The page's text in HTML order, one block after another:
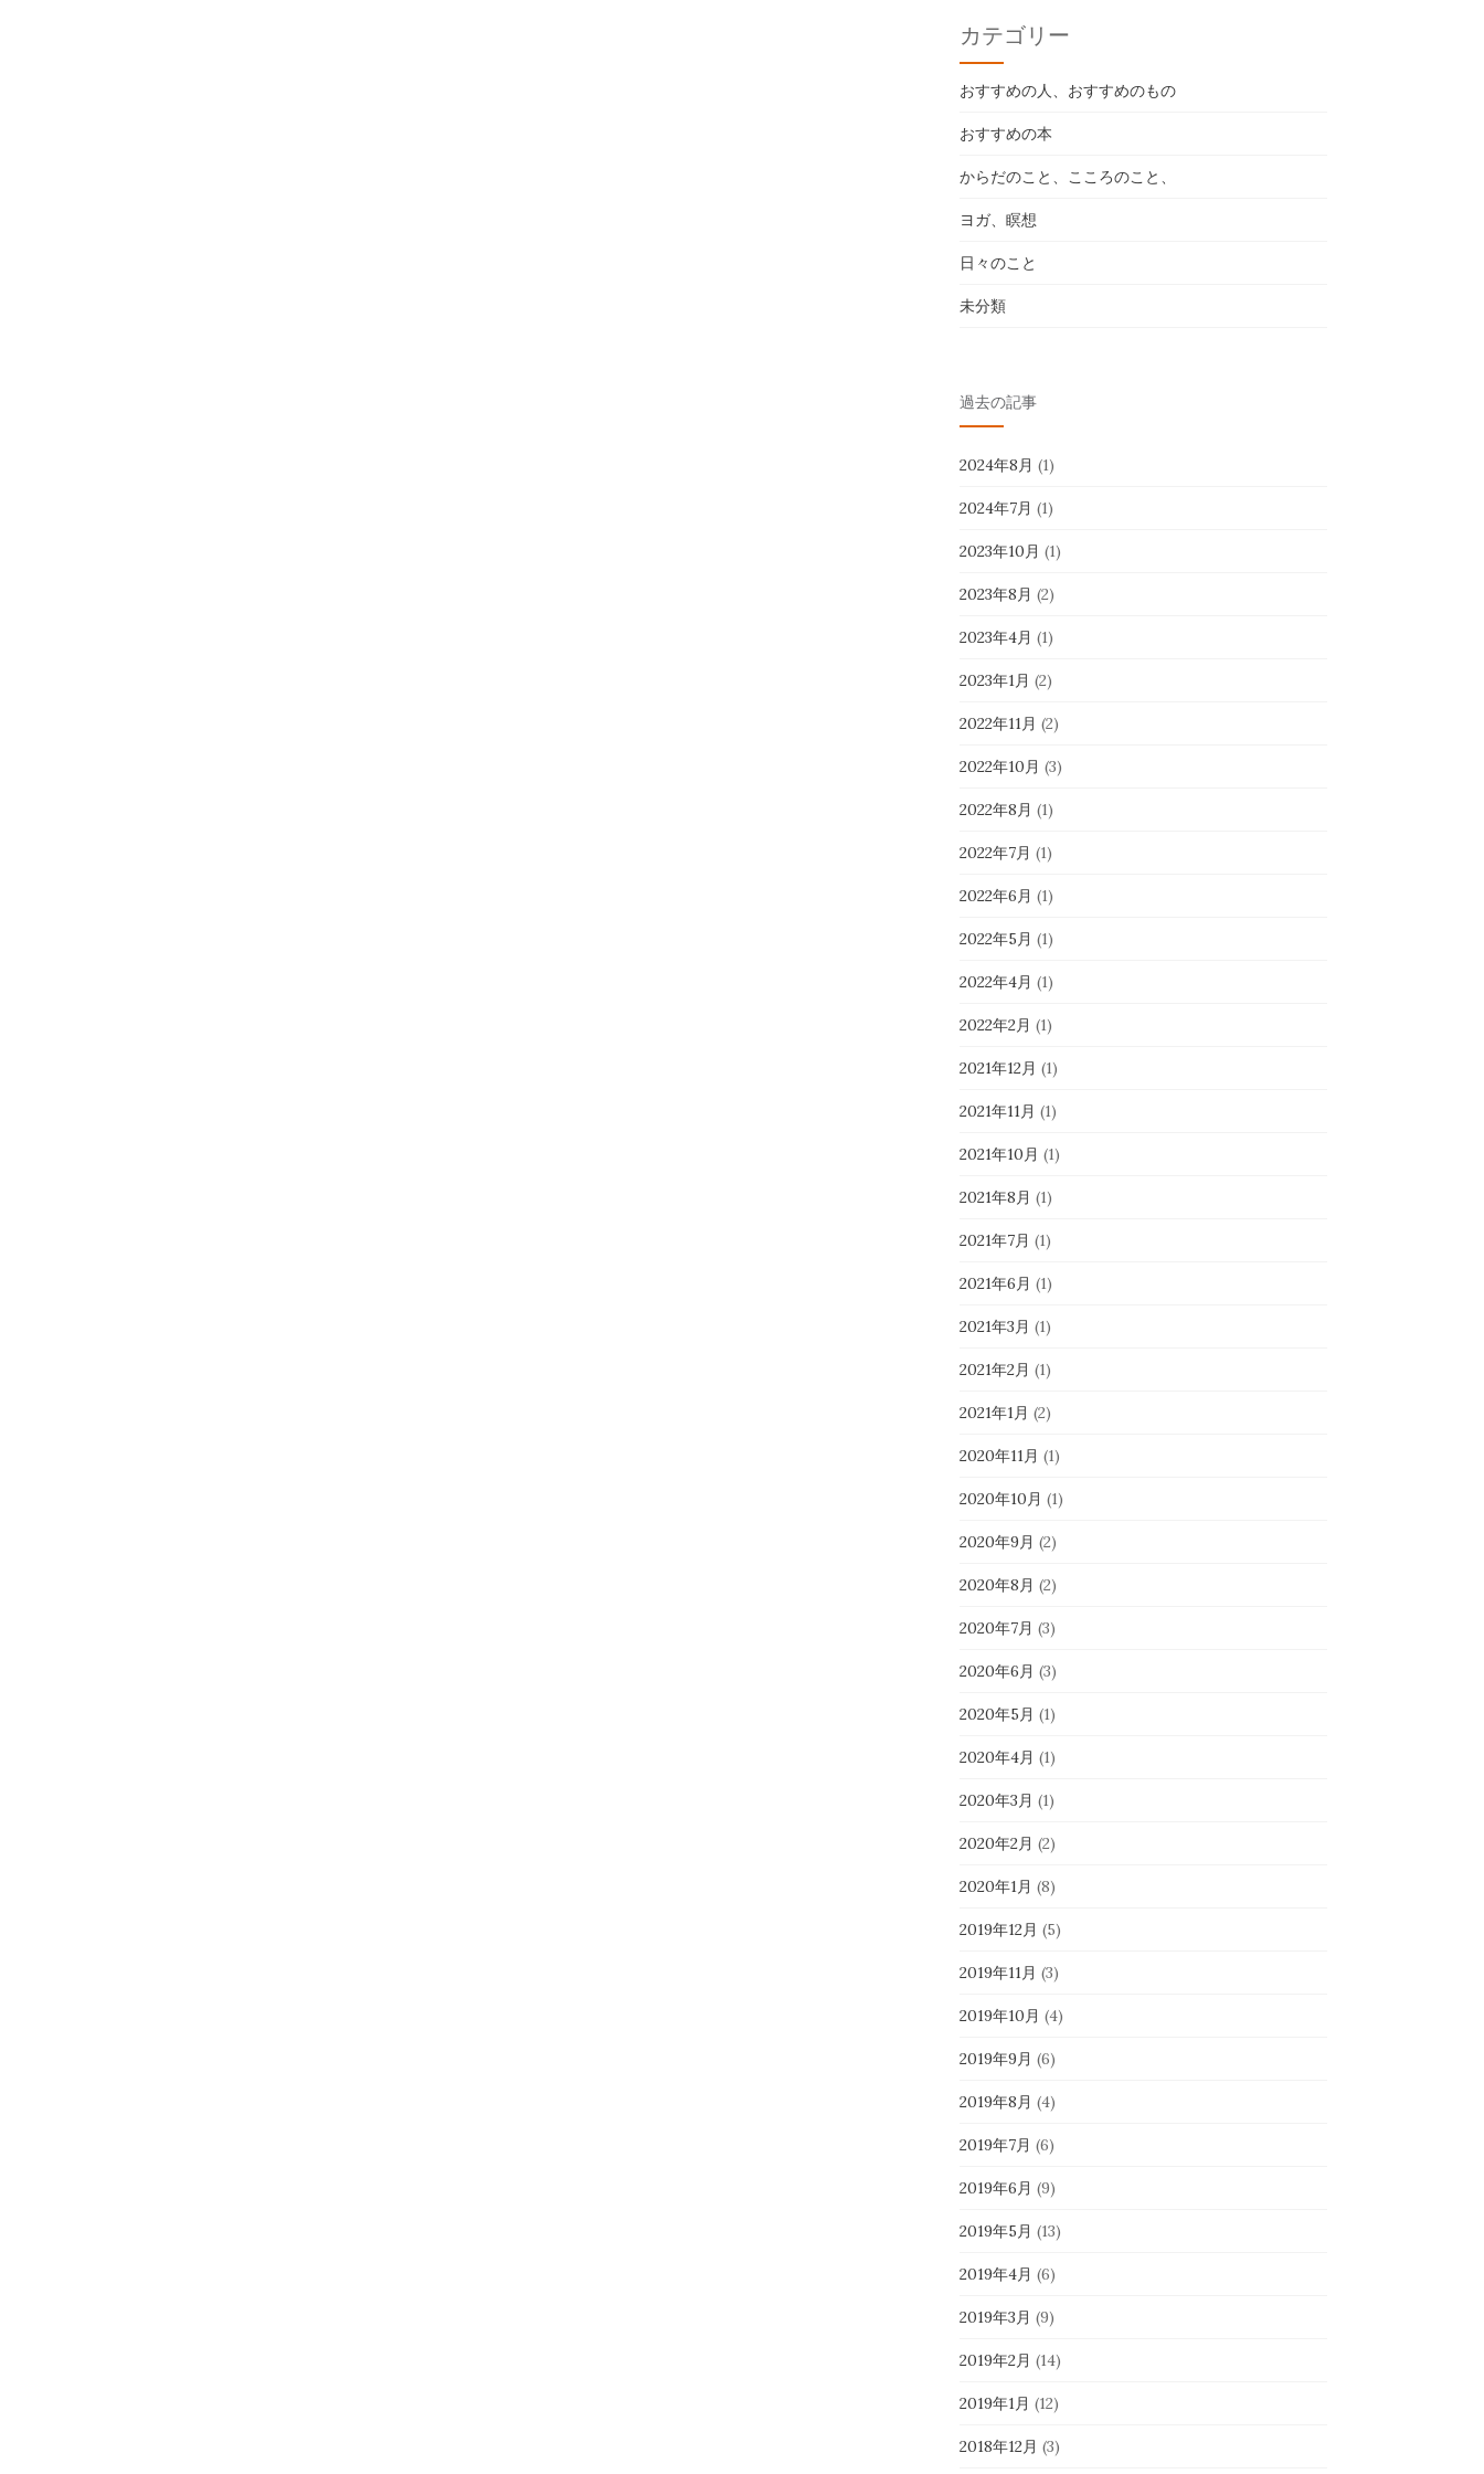
カテゴリー
おすすめの人、おすすめのもの
おすすめの本
からだのこと、こころのこと、
ヨガ、瞑想
日々のこと
未分類
過去の記事
2024年8月 (1)
2024年7月 (1)
2023年10月 (1)
2023年8月 (2)
2023年4月 (1)
2023年1月 (2)
2022年11月 (2)
2022年10月 (3)
2022年8月 (1)
2022年7月 (1)
2022年6月 (1)
2022年5月 (1)
2022年4月 (1)
2022年2月 (1)
2021年12月 (1)
2021年11月 (1)
2021年10月 (1)
2021年8月 (1)
2021年7月 (1)
2021年6月 (1)
2021年3月 (1)
2021年2月 (1)
2021年1月 (2)
2020年11月 (1)
2020年10月 (1)
2020年9月 (2)
2020年8月 (2)
2020年7月 (3)
2020年6月 (3)
2020年5月 (1)
2020年4月 (1)
2020年3月 (1)
2020年2月 (2)
2020年1月 (8)
2019年12月 (5)
2019年11月 (3)
2019年10月 (4)
2019年9月 (6)
2019年8月 (4)
2019年7月 (6)
2019年6月 (9)
2019年5月 (13)
2019年4月 (6)
2019年3月 (9)
2019年2月 (14)
2019年1月 (12)
2018年12月 (3)